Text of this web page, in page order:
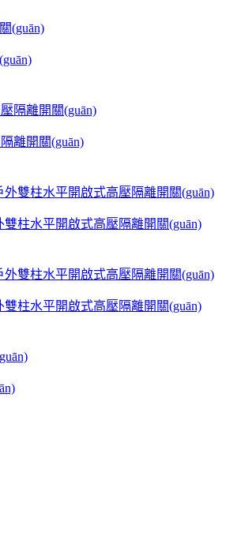
離開關(guān)
雙柱水平開啟式高壓隔離開關(guān)
雙柱水平開啟式高壓隔離開關(guān)